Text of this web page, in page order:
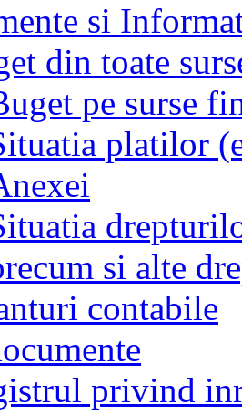
si
din toate
pe surse
platilor
si alte
contabile
privind